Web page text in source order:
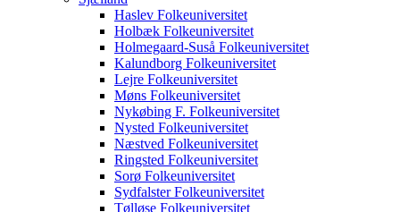
Haslev Folkeuniversitet
Holbæk Folkeuniversitet
Holmegaard-Suså Folkeuniversitet
Kalundborg Folkeuniversitet
Lejre Folkeuniversitet
Møns Folkeuniversitet
Nykøbing F. Folkeuniversitet
Nysted Folkeuniversitet
Næstved Folkeuniversitet
Ringsted Folkeuniversitet
Sorø Folkeuniversitet
Sydfalster Folkeuniversitet
Tølløse Folkeuniversitet